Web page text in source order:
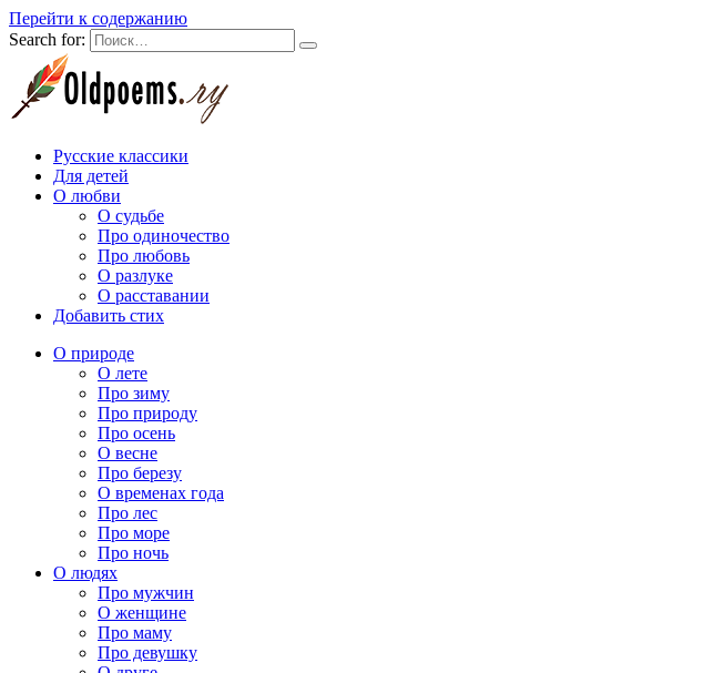
Перейти к содержанию
Search for:
Русские классики
Для детей
О любви
О судьбе
Про одиночество
Про любовь
О разлуке
О расставании
Добавить стих
О природе
О лете
Про зиму
Про природу
Про осень
О весне
Про березу
О временах года
Про лес
Про море
Про ночь
О людях
Про мужчин
О женщине
Про маму
Про девушку